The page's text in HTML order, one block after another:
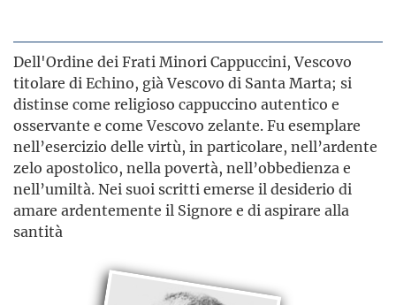
Dell'Ordine dei Frati Minori Cappuccini, Vescovo
titolare di Echino, già Vescovo di Santa Marta; si
distinse come religioso cappuccino autentico e
osservante e come Vescovo zelante. Fu esemplare
nell’esercizio delle virtù, in particolare, nell’ardente
zelo apostolico, nella povertà, nell’obbedienza e
nell’umiltà. Nei suoi scritti emerse il desiderio di
amare ardentemente il Signore e di aspirare alla
santità